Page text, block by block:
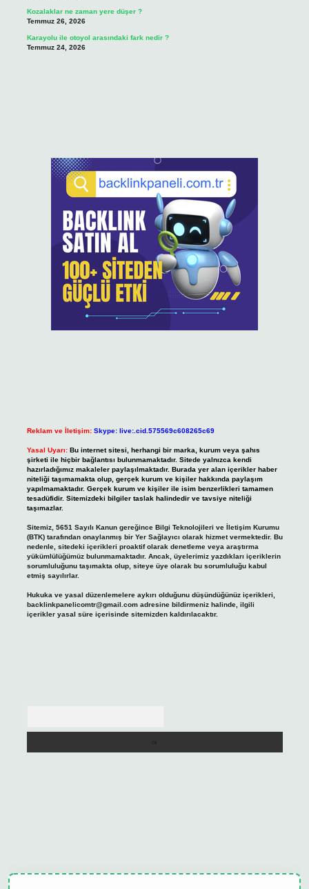
Kozalaklar ne zaman yere düşer ?
Temmuz 26, 2026
Karayolu ile otoyol arasındaki fark nedir ?
Temmuz 24, 2026
Reklam ve İletişim: Skype: live:.cid.575569c608265c69
Yasal Uyarı: Bu internet sitesi, herhangi bir marka, kurum veya şahıs
şirketi ile hiçbir bağlantısı bulunmamaktadır. Sitede yalnızca kendi
hazırladığımız makaleler paylaşılmaktadır. Burada yer alan içerikler haber
niteliği taşımamakta olup, gerçek kurum ve kişiler hakkında paylaşım
yapılmamaktadır. Gerçek kurum ve kişiler ile isim benzerlikleri tamamen
tesadüfidir. Sitemizdeki bilgiler taslak halindedir ve tavsiye niteliği
taşımazlar.
Sitemiz, 5651 Sayılı Kanun gereğince Bilgi Teknolojileri ve İletişim Kurumu
(BTK) tarafından onaylanmış bir Yer Sağlayıcı olarak hizmet vermektedir. Bu
nedenle, sitedeki içerikleri proaktif olarak denetleme veya araştırma
yükümlülüğümüz bulunmamaktadır. Ancak, üyelerimiz yazdıkları içeriklerin
sorumluluğunu taşımakta olup, siteye üye olarak bu sorumluluğu kabul
etmiş sayılırlar.
Hukuka ve yasal düzenlemelere aykırı olduğunu düşündüğünüz içerikleri,
backlinkpanelicomtr@gmail.comadresine bildirmeniz halinde, ilgili
içerikler yasal süre içerisinde sitemizden kaldırılacaktır.